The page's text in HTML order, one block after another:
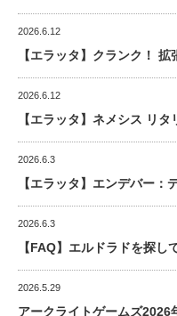
2026.6.12
【エラッタ】クランク！
2026.6.12
【エラッタ】ネメシス リタ
2026.6.3
【エラッタ】エンデバー：
2026.6.3
【FAQ】エルドラドを探し
2026.5.29
アークライトゲームズ2026